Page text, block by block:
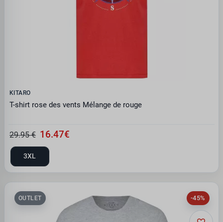
KITARO
T-shirt rose des vents Mélange de rouge
29.95 € 16.47€
3XL
-45%
OUTLET